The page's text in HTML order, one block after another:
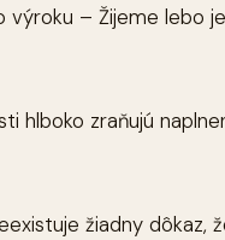
výroku – Žijeme lebo
hlboko zraňujú
žiadny dôkaz,